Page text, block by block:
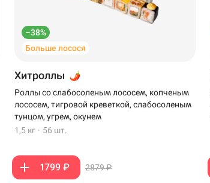
–38%
Больше лосося
Хитроллы
Роллы со слабосоленым лососем, копченым
лососем, тигровой креветкой, слабосоленым
тунцом, угрем, окунем
1,5 кг · 56 шт.
1799 ₽ 2879 ₽